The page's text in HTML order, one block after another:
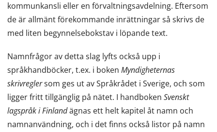
kommunkansli eller en förvaltningsavdelning. Eftersom
de är allmänt förekommande inrättningar så skrivs de
med liten begynnelsebokstav i löpande text.
Namnfrågor av detta slag lyfts också upp i
språkhandböcker, t.ex. i boken Myndigheternas
skrivreglersom ges ut av Språkrådet i Sverige, och som
ligger fritt tillgänglig på nätet. I handboken Svenskt
lagspråk i Finlandägnas ett helt kapitel åt namn och
namnanvändning, och i det finns också listor på namn